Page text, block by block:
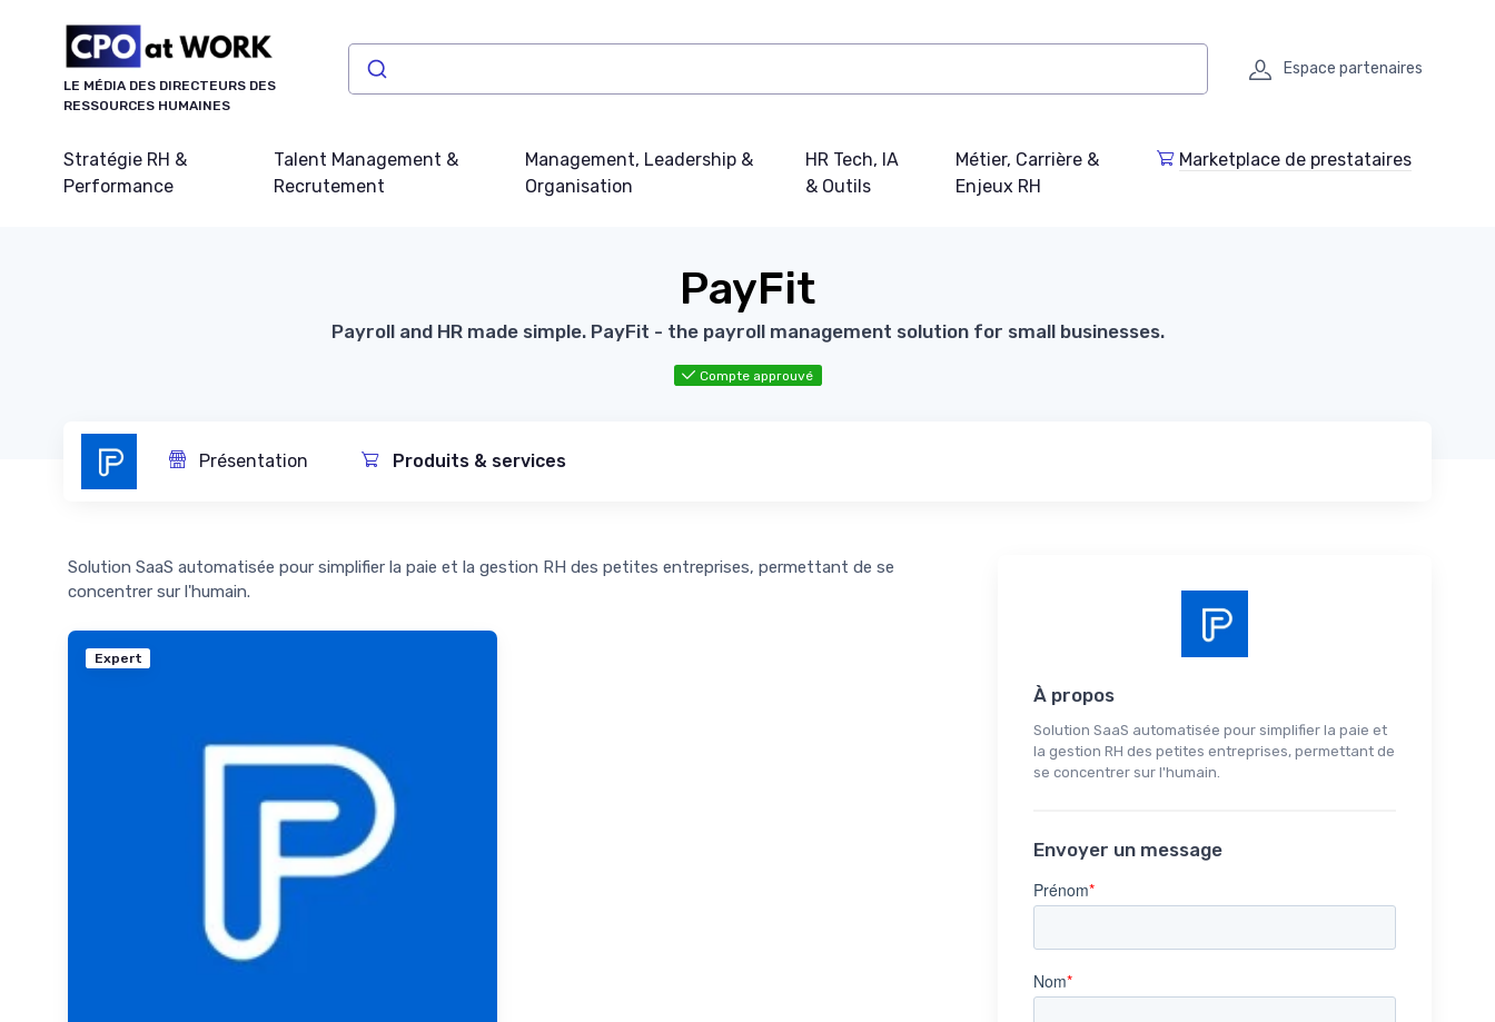
LE MÉDIA DES DIRECTEURS DES
RESSOURCES HUMAINES
Espace partenaires
Stratégie RH &
Performance
Talent Management &
Recrutement
Management, Leadership &
Organisation
HR Tech, IA
& Outils
Métier, Carrière &
Enjeux RH
Marketplace de prestataires
PayFit
Payroll and HR made simple. PayFit - the payroll management solution for small businesses.
Compte approuvé
Présentation Produits & services
Solution SaaS automatisée pour simplifier la paie et la gestion RH des petites entreprises, permettant de se
concentrer sur l'humain.
Expert
À propos
Solution SaaS automatisée pour simplifier la paie et
la gestion RH des petites entreprises, permettant de
se concentrer sur l'humain.
Envoyer un message